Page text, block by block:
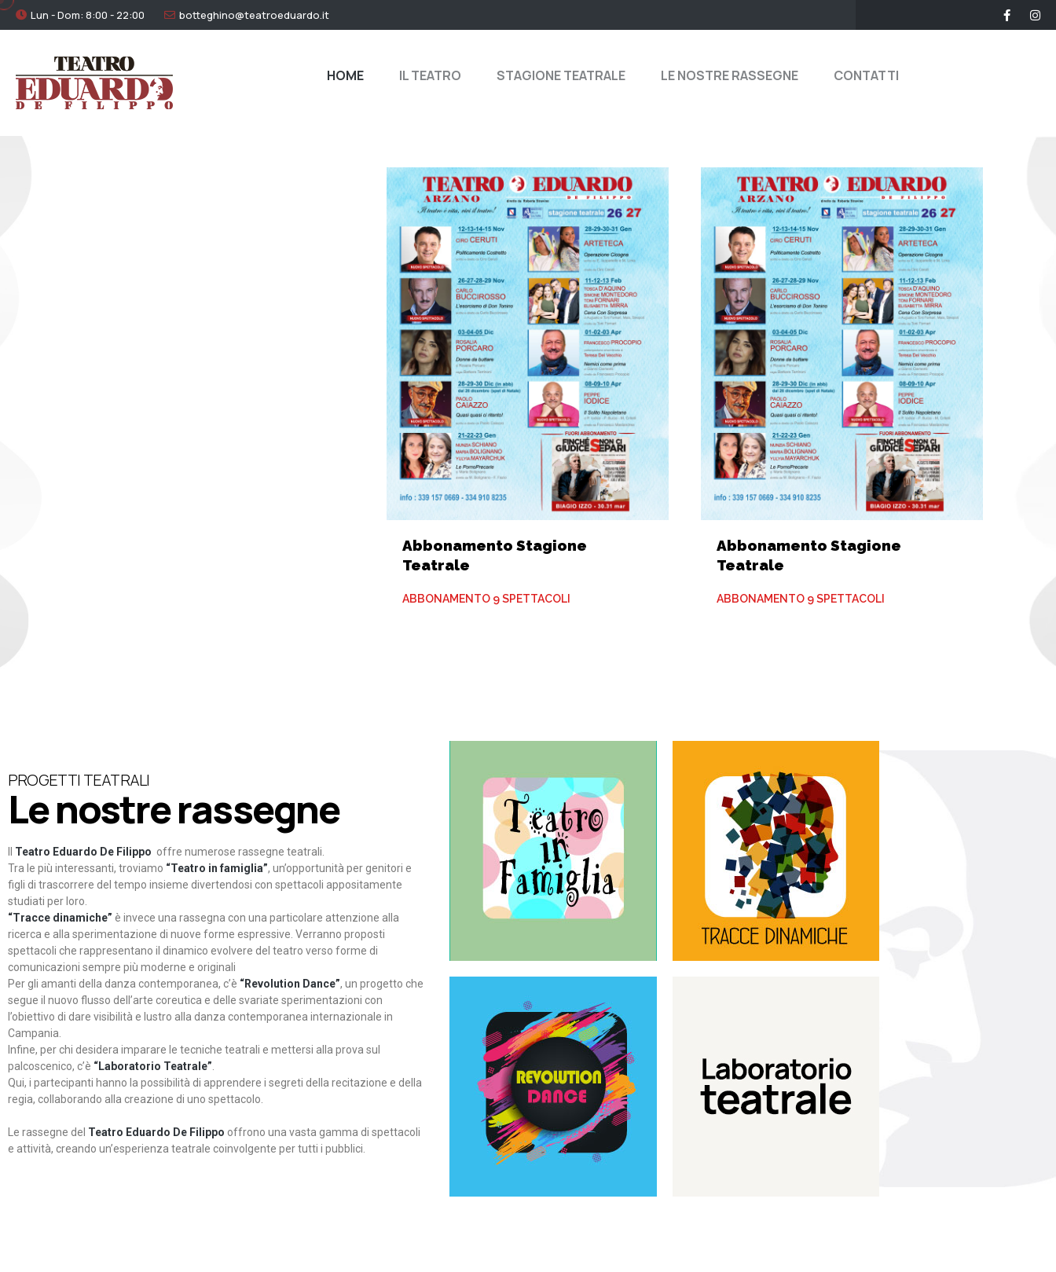
Lun - Dom: 8:00 - 22:00 botteghino@teatroeduardo.it
HOME IL TEATRO STAGIONE TEATRALE LE NOSTRE RASSEGNE CONTATTI
Abbonamento Stagione
Teatrale
ABBONAMENTO 9 SPETTACOLI
Abbonamento Stagione
Teatrale
ABBONAMENTO 9 SPETTACOLI
PROGETTI TEATRALI
Le nostre rassegne
Teatro Eduardo De Filippo offre numerose rassegne teatrali.
Tra le più interessanti, troviamo “Teatro in famiglia”, un’opportunità per genitori e
figli di trascorrere del tempo insieme divertendosi con spettacoli appositamente
studiati per loro.
“Tracce dinamiche” è invece una rassegna con una particolare attenzione alla
ricerca e alla sperimentazione di nuove forme espressive. Verranno proposti
spettacoli che rappresentano il dinamico evolvere del teatro verso forme di
comunicazioni sempre più moderne e originali
Per gli amanti della danza contemporanea, c’è “Revolution Dance”, un progetto che
segue il nuovo flusso dell’arte coreutica e delle svariate sperimentazioni con
l’obiettivo di dare visibilità e lustro alla danza contemporanea internazionale in
Campania.
Infine, per chi desidera imparare le tecniche teatrali e mettersi alla prova sul
palcoscenico, c’è “Laboratorio Teatrale”
Qui, i partecipanti hanno la possibilità di apprendere i segreti della recitazione e della
regia, collaborando alla creazione di uno spettacolo.
Le rassegne del Teatro Eduardo De Filippo offrono una vasta gamma di spettacoli
e attività, creando un’esperienza teatrale coinvolgente per tutti i pubblici.
Teatro in famiglia
Teatro In Famiglia è una
rassegna di teatro concepita
per far condividere e godere
del teatro all’intera famiglia.
Continua
Tracce dinamiche
Tracce Dinamiche è una
rassegna di teatro
d’innovazione e sperimentale.
Continua
Revolution Dance
Rassegna di danza
contemporanea – I Edizione
Continua
Laboratorio di teatro del
Teatro Eduardo de Filippo